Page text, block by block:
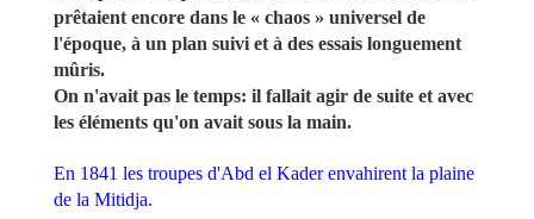
prêtaient encore dans le « chaos » universel de
l'époque, à un plan suivi et à des essais longuement
mûris.
On n'avait pas le temps: il fallait agir de suite et avec
les éléments qu'on avait sous la main.
En 1841 les troupes d'Abd el Kader envahirent la plaine
de la Mitidja.